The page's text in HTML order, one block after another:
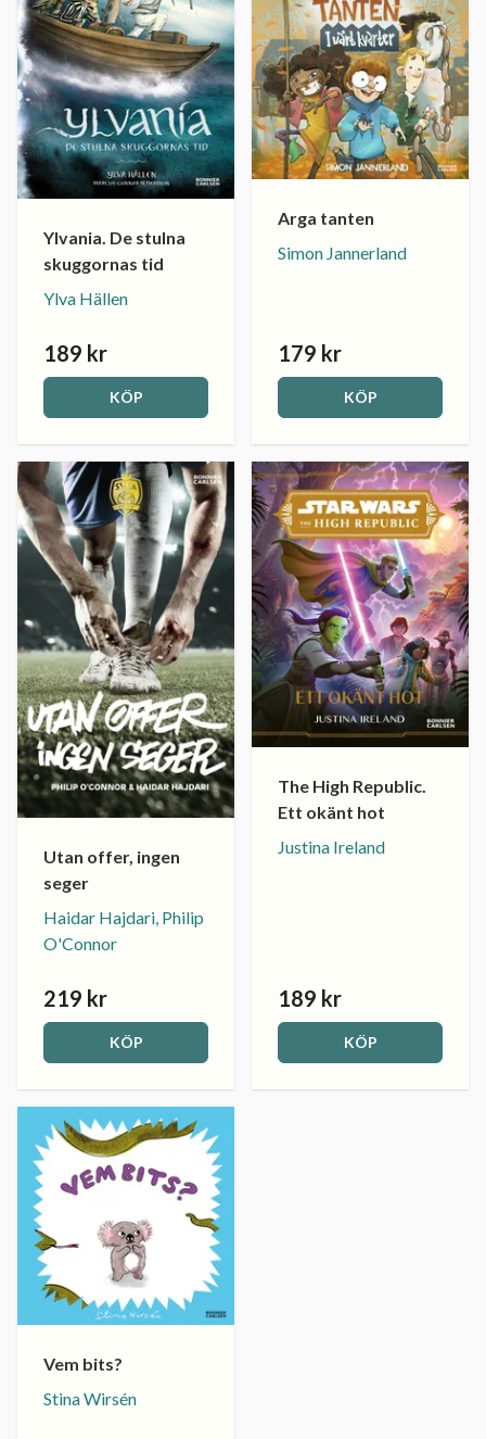
Ylvania. De stulna
skuggornas tid
Ylva Hällen
189 kr
KÖP
Arga tanten
Simon Jannerland
179 kr
KÖP
Utan offer, ingen
seger
Haidar Hajdari, Philip
O'Connor
219 kr
KÖP
The High Republic.
Ett okänt hot
Justina Ireland
189 kr
KÖP
Vem bits?
Stina Wirsén